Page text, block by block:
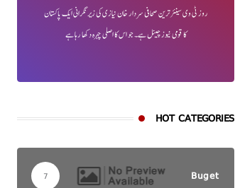
روز ٹی وی سینئر ترین صحافی سردار خان نیازی کی زیر نگرانی ایک پاکستان
کا قومی نیوز چینل ہے۔ جو اس کا اصلی چہرہ دکھا رہا ہے
HOT CATEGORIES
Buget
7